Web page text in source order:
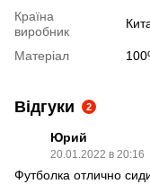
Країна
виробник
Матеріал
Відгуки 2
Юрий
20.01.2022 в 20:16
Футболка отлично